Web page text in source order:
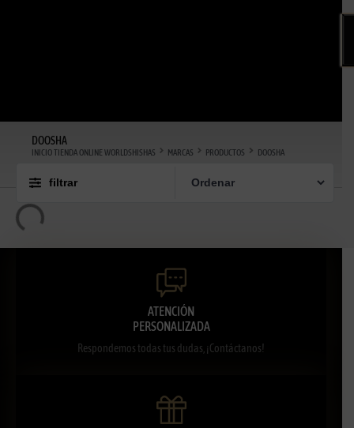
DOOSHA
INICIO TIENDA ONLINE WORLDSHISHAS MARCAS PRODUCTOS DOOSHA
filtrar
ATENCIÓN
PERSONALIZADA
Respondemos todas tus dudas, ¡Contáctanos!